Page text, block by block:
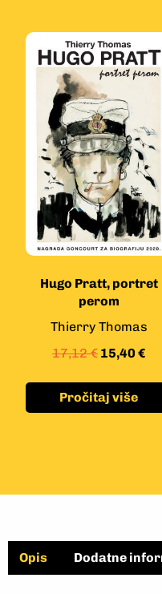
Hugo Pratt, portret
perom
Thierry Thomas
17,12€ 15,40 €
Pročitaj više
Opis Dodatne